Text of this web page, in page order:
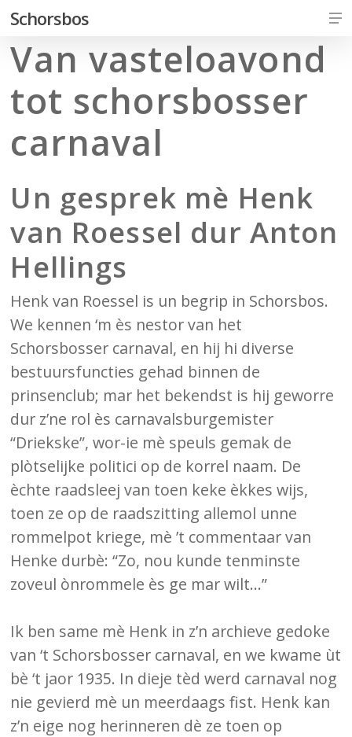
Skip
main
Schorsbos
Van vasteloavond
tot schorsbosser
carnaval
Un gesprek mè Henk
van Roessel dur Anton
Hellings
Henk van Roessel is un begrip in Schorsbos.
We kennen ‘m ès nestor van het
Schorsbosser carnaval, en hij hi diverse
bestuursfuncties gehad binnen de
prinsenclub; mar het bekendst is hij geworre
dur z’ne rol ès carnavalsburgemister
“Driekske”, wor-ie mè speuls gemak de
plòtselijke politici op de korrel naam. De
èchte raadsleej van toen keke èkkes wijs,
toen ze op de raadszitting allemol unne
rommelpot kriege, mè ’t commentaar van
Henke durbè: “Zo, nou kunde tenminste
zoveul ònrommele ès ge mar wilt…”
Ik ben same mè Henk in z’n archieve gedoke
van ‘t Schorsbosser carnaval, en we kwame ùt
bè ‘t jaor 1935. In dieje tèd werd carnaval nog
nie gevierd mè un meerdaags fist. Henk kan
z’n eige nog herinneren dè ze toen op
Close